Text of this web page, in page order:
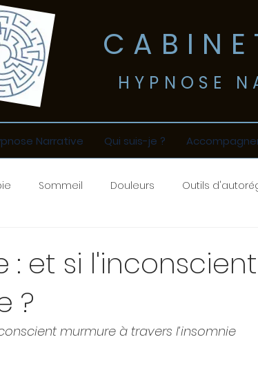
​HYPNOSE
Narrative Qui suis-je ?
Sommeil Douleurs Outils
: et si
?
murmure à travers l’insomnie